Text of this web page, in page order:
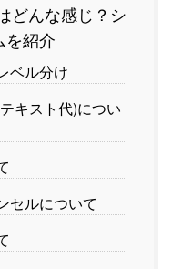
どんな感じ？シ
を紹介
ベル分け
キスト代)につい
セルについて